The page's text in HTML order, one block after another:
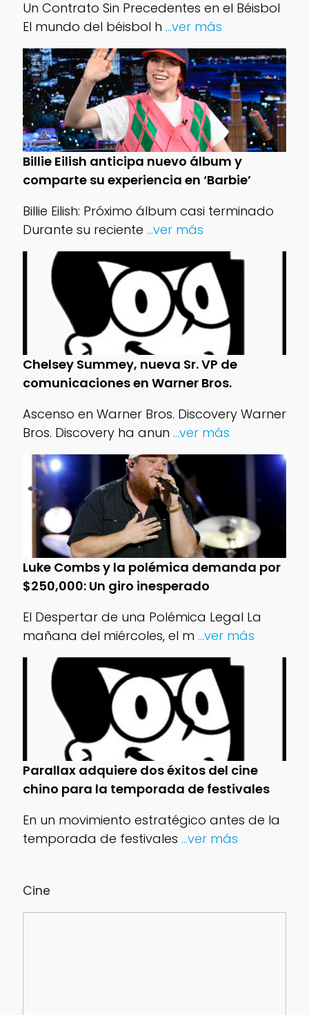
Cine
Un Contrato Sin Precedentes en el Béisbol
El mundo del béisbol h ...ver más
Billie Eilish anticipa nuevo álbum y
comparte su experiencia en ‘Barbie’
Billie Eilish: Próximo álbum casi terminado
Durante su reciente ...ver más
Chelsey Summey, nueva Sr. VP de
comunicaciones en Warner Bros.
Ascenso en Warner Bros. Discovery Warner
Bros. Discovery ha anun ...ver más
Luke Combs y la polémica demanda por
$250,000: Un giro inesperado
El Despertar de una Polémica Legal La
mañana del miércoles, el m ...ver más
Parallax adquiere dos éxitos del cine
chino para la temporada de festivales
En un movimiento estratégico antes de la
temporada de festivales ...ver más